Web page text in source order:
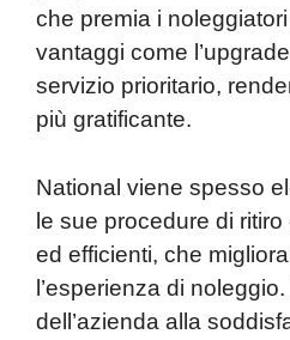
che premia i
vantaggi come
servizio prioritario,
più gratificante.
National viene spesso
le sue procedure di
ed efficienti, che
l’esperienza di
dell’azienda alla